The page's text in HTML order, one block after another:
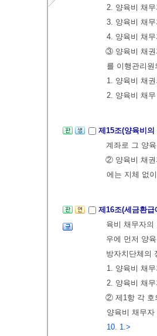
2. 양육비 채
3. 양육비 채
4. 양육비 채
③ 양육비 채권
를 이행관리
1. 양육비 채
2. 양육비 채
제15조(양육비
계좌로 그 양
② 양육비 채권
에는 지체 없
제16조(세금환
육비 채무자의
우에 먼저 양
방자치단체의
1. 양육비 채
2. 양육비 채
② 제1항 각 호
양육비 채무
10. 1.>